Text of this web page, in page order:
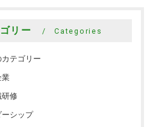
リー Categories
テゴリー
業
研修
ーシップ